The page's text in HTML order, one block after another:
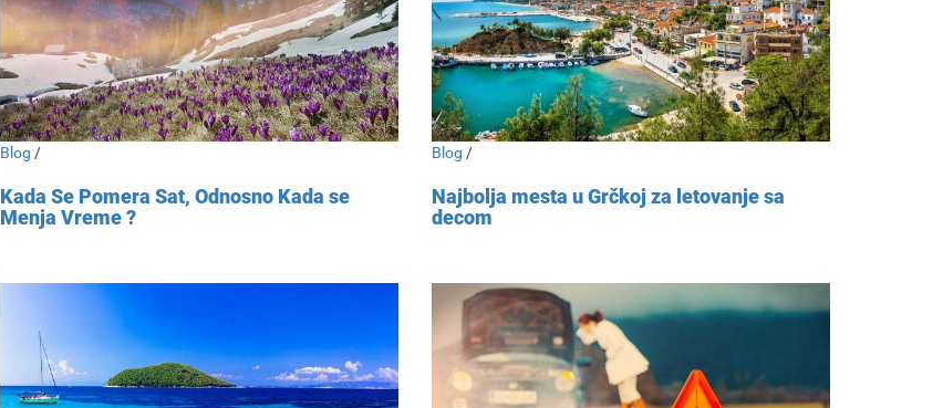
Blog /
Kada Se Pomera Sat, Odnosno Kada se
Menja Vreme ?
Blog /
Najbolja mesta u Grčkoj za letovanje sa
decom